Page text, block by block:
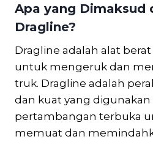
Apa yang Dimaksud
Dragline?
Dragline adalah alat
untuk mengeruk dan
truk. Dragline adalah
dan kuat yang digunakan
pertambangan terbuka
memuat dan